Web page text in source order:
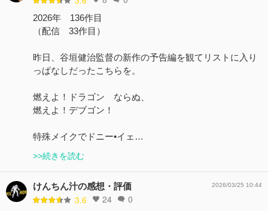
2026年 136作目
（配信 33作目）
昨日、谷垣健治監督の新作の予告編を観てリストに入り
っぱなしだったこちらを。
燃えよ！ドラゴン ならぬ、
燃えよ！デブゴン！
特殊メイクでドニー•イェ…
>>続きを読む
けんちん汁の感想・評価
3.6 24 0
2026/03/25 10:44